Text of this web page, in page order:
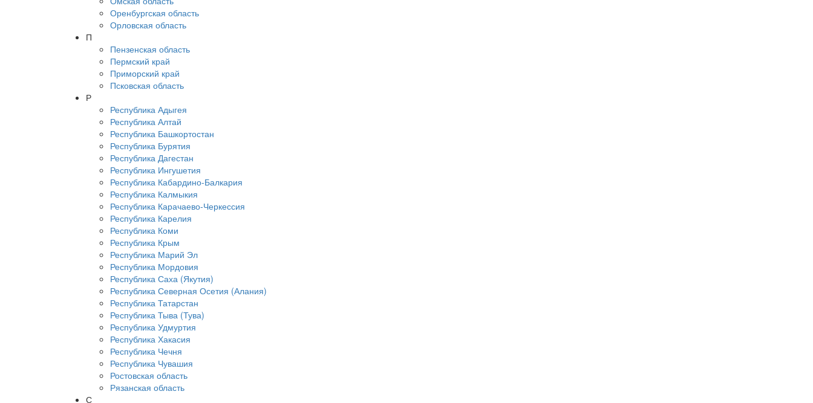
Оренбургская область
Орловская область
П
Пензенская область
Пермский край
Приморский край
Псковская область
Р
Республика Адыгея
Республика Алтай
Республика Башкортостан
Республика Бурятия
Республика Дагестан
Республика Ингушетия
Республика Кабардино-Балкария
Республика Калмыкия
Республика Карачаево-Черкессия
Республика Карелия
Республика Коми
Республика Крым
Республика Марий Эл
Республика Мордовия
Республика Саха (Якутия)
Республика Северная Осетия (Алания)
Республика Татарстан
Республика Тыва (Тува)
Республика Удмуртия
Республика Хакасия
Республика Чечня
Республика Чувашия
Ростовская область
Рязанская область
С